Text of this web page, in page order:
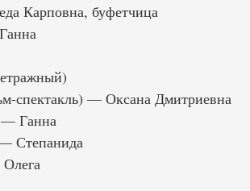
Карповна, буфетчица
спектакль) — Оксана Дмитриевна
— Ганна
Степанида